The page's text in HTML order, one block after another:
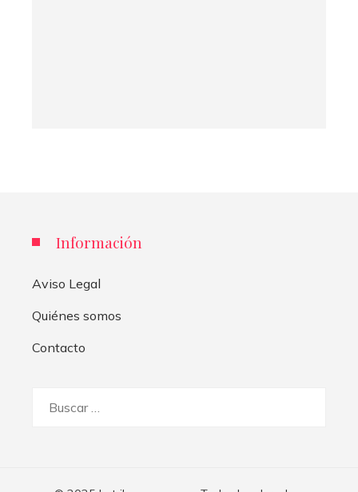
Información
Aviso Legal
Quiénes somos
Contacto